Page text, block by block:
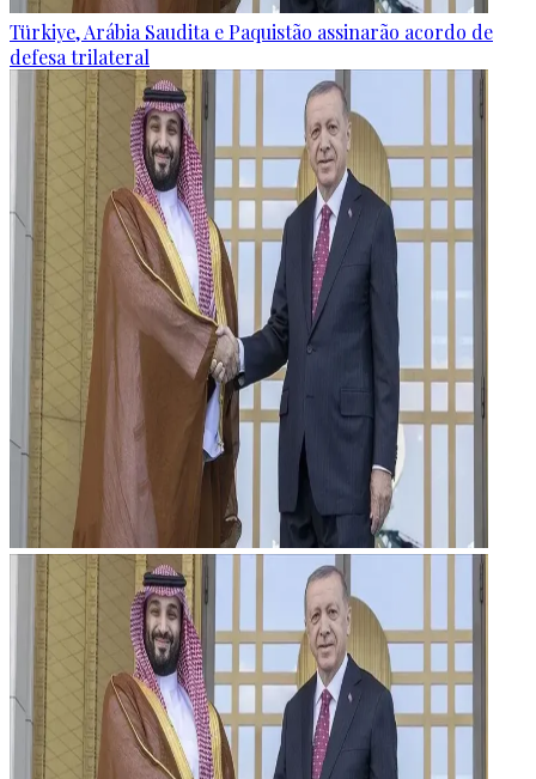
Türkiye, Arábia Saudita e Paquistão assinarão acordo de
defesa trilateral